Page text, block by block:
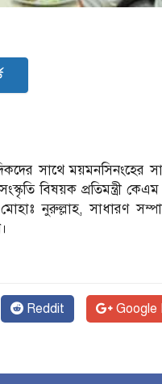
সাথে ময়মনসিনংহের
বিষয়ক প্রতিমন্ত্রী
নুরুল্লাহ, সাধারণ
Reddit Google